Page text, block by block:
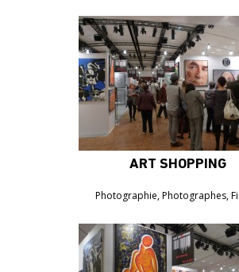
ART SHOPPING
Photographie, Photographes,